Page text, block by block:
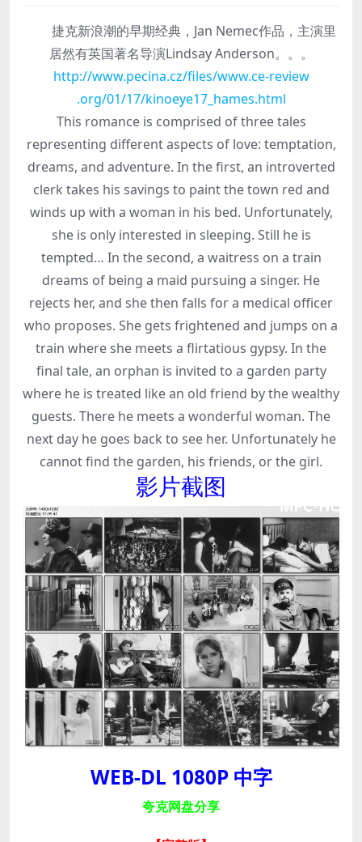
捷克新浪潮的早期经典，Jan Nemec作品，主演里
居然有英国著名导演Lindsay Anderson。。。
http://www.pecina.cz/files/www.ce-review
.org/01/17/kinoeye17_hames.html
This romance is comprised of three tales
representing different aspects of love: temptation,
dreams, and adventure. In the first, an introverted
clerk takes his savings to paint the town red and
winds up with a woman in his bed. Unfortunately,
she is only interested in sleeping. Still he is
tempted… In the second, a waitress on a train
dreams of being a maid pursuing a singer. He
rejects her, and she then falls for a medical officer
who proposes. She gets frightened and jumps on a
train where she meets a flirtatious gypsy. In the
final tale, an orphan is invited to a garden party
where he is treated like an old friend by the wealthy
guests. There he meets a wonderful woman. The
next day he goes back to see her. Unfortunately he
cannot find the garden, his friends, or the girl.
影片截图
WEB-DL 1080P 中字
夸克网盘分享